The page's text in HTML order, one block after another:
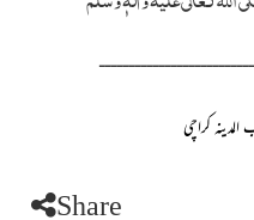
المدینہ کراچی
Share